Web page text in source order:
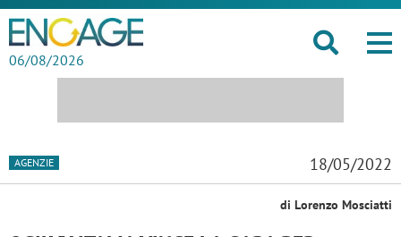
06/08/2026
AGENZIE 18/05/2022
di Lorenzo Mosciatti